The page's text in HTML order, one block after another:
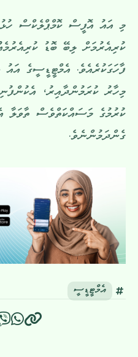
މި އައު އޮފީސް ކޮމްޕްލެކްސް
ކުރިއެރުމަށް ލިބޭ ބޮޑު
ފާހަގަކުރެއެވެ. އެމްޓީޑީސީގެ
މިހާރު ކުރަމުންދާއިރު،
ކުރުމުގެ މަސައްކަތްވެސް ތާވަލާ
ގެންދަމުންނެވެ.
އެމްޓީޑީސީ